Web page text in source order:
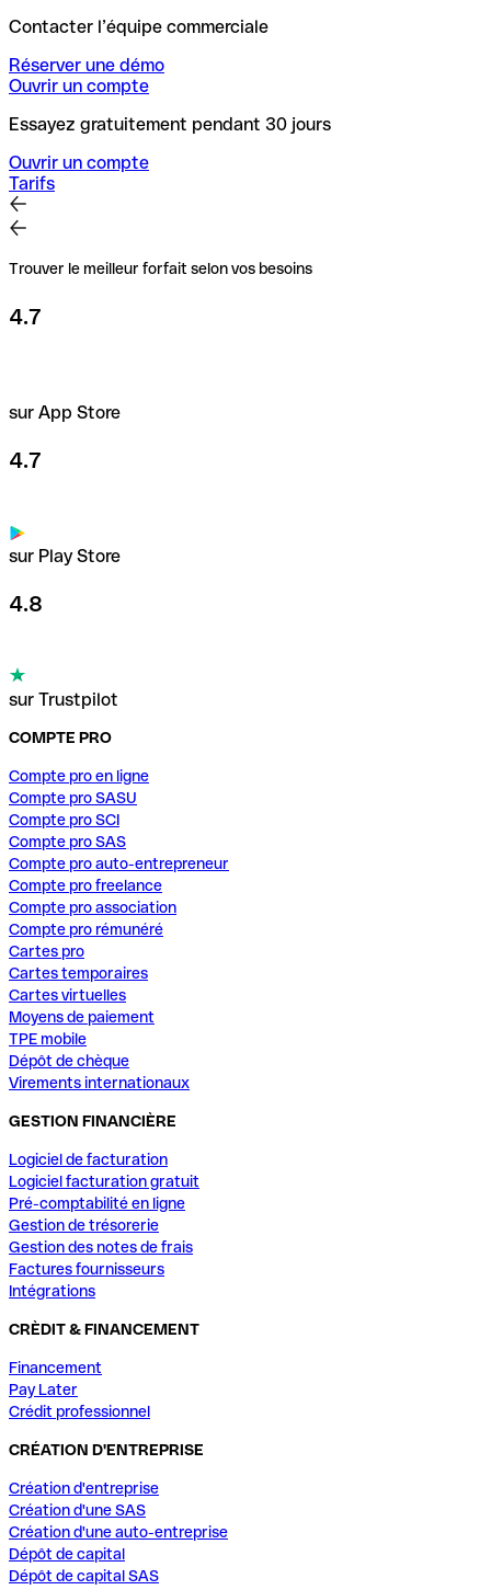
Contacter l’équipe commerciale
Réserver une démo
Ouvrir un compte
Essayez gratuitement pendant 30 jours
Ouvrir un compte
Tarifs
Trouver le meilleur forfait selon vos besoins
4.7
sur App Store
4.7
sur Play Store
4.8
sur Trustpilot
COMPTE PRO
Compte pro en ligne
Compte pro SASU
Compte pro SCI
Compte pro SAS
Compte pro auto-entrepreneur
Compte pro freelance
Compte pro association
Compte pro rémunéré
Cartes pro
Cartes temporaires
Cartes virtuelles
Moyens de paiement
TPE mobile
Dépôt de chèque
Virements internationaux
GESTION FINANCIÈRE
Logiciel de facturation
Logiciel facturation gratuit
Pré-comptabilité en ligne
Gestion de trésorerie
Gestion des notes de frais
Factures fournisseurs
Intégrations
CRÈDIT & FINANCEMENT
Financement
Pay Later
Crédit professionnel
CRÉATION D'ENTREPRISE
Création d'entreprise
Création d'une SAS
Création d'une auto-entreprise
Dépôt de capital
Dépôt de capital SAS